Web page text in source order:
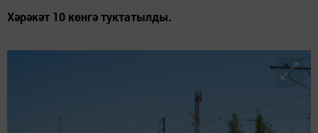
Хәрәкәт 10 көнгә туктатылды.